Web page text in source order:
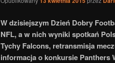
W dzisiejszym Dzień Dobry
NFL, a w nich wyniki spotkań
Tychy Falcons, retransmisja
informacja o konkursie Panthers